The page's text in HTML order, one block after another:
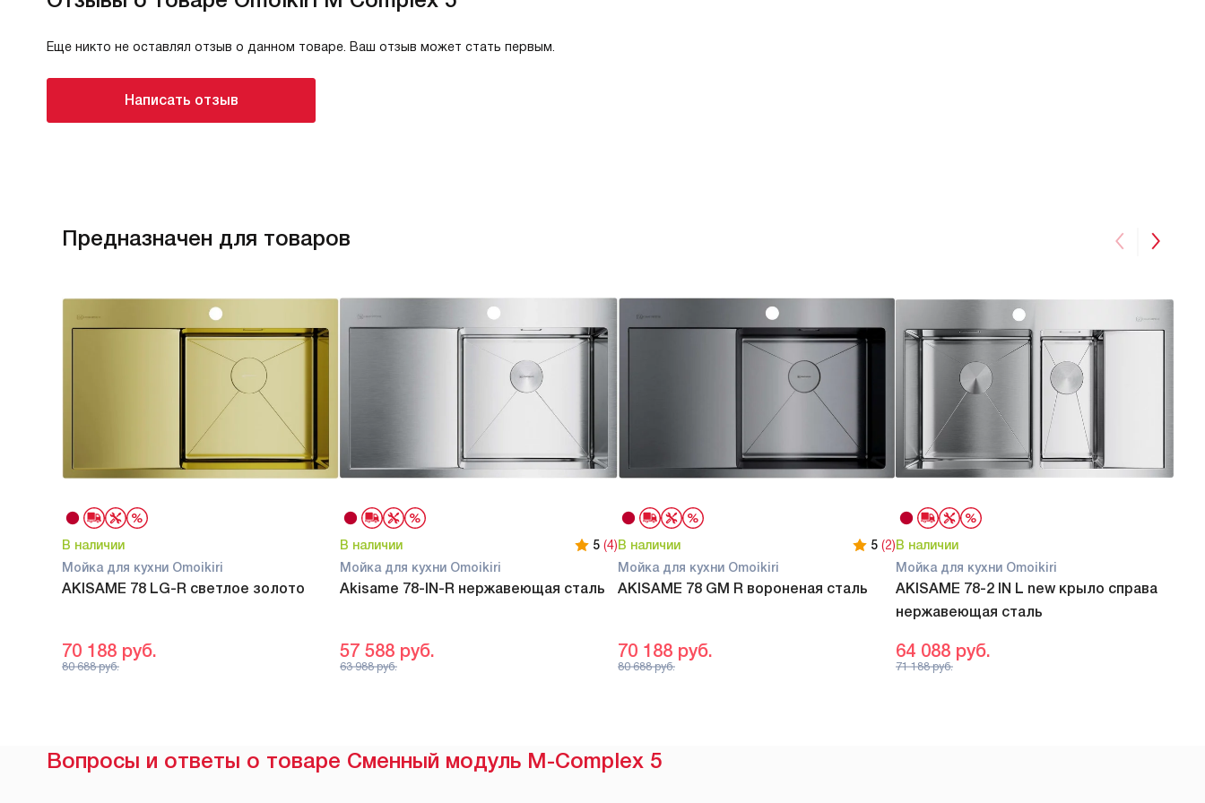
Еще никто не оставлял отзыв о данном товаре. Ваш отзыв может стать первым.
Написать отзыв
Предназначен для товаров
В наличии
Мойка для кухни Omoikiri
AKISAME 78 LG-R светлое золото
70 188 руб.
80 688руб.
В наличии 5 (4)
Мойка для кухни Omoikiri
Akisame 78-IN-R нержавеющая сталь
57 588 руб.
63 988руб.
В наличии 5 (2)
Мойка для кухни Omoikiri
AKISAME 78 GM R вороненая сталь
70 188 руб.
80 688руб.
В наличии
Мойка для кухни Omoikiri
AKISAME 78-2 IN L new крыло справа
нержавеющая сталь
64 088 руб.
71 188руб.
Вопросы и ответы о товаре Сменный модуль M-Complex 5